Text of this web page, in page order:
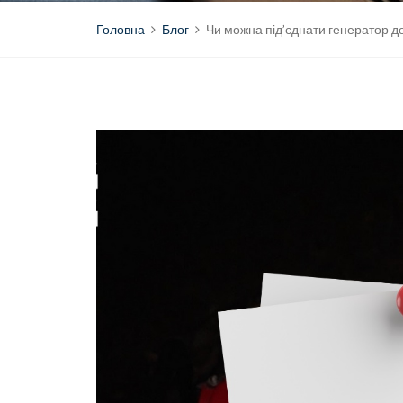
Головна Блог Чи можна під’єднати генератор